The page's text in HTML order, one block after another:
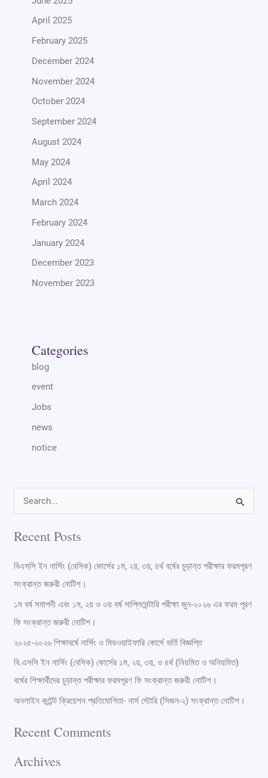
April 2025
February 2025
December 2024
November 2024
October 2024
September 2024
August 2024
May 2024
April 2024
March 2024
February 2024
January 2024
December 2023
November 2023
Categories
blog
event
Jobs
news
notice
a
r
:
Recent Posts
বিএসসি ইন নার্সিং (বেসিক) কোর্সের ১ম, ২য়, ৩য়, ৪র্থ বর্ষের চুড়ান্ত পরীক্ষার ফরমপূরণ
সংক্রান্ত জরুরী নোটিশ।
১ম বর্ষ সমাপনী এবং ১ম, ২য় ও ৩য় বর্ষ সাপ্লিমেন্টারি পরীক্ষা জুন-২০২৬ এর ফরম পূরণ
ফি সংক্রান্ত জরুরী নোটিশ।
২০২৫-২০২৬ শিক্ষাবর্ষে নার্সিং ও মিডওয়াইফারি কোর্সে ভর্তি বিজ্ঞপ্তি
বি.এসসি ইন নার্সিং (বেসিক) কোর্সের ১ম, ২য়, ৩য়, ও ৪র্থ (নিয়মিত ও অনিয়মিত)
বর্ষের শিক্ষার্থীদের চুড়ান্ত পরীক্ষার ফরমপূরণ ফি সংক্রান্ত জরুরী নোটিশ।
অনলাইন কন্টেন্ট ক্রিয়েশন প্রতিযোগিতা- নার্স স্টোরি (সিজন-২) সংক্রান্ত নোটিশ।
Recent Comments
Archives